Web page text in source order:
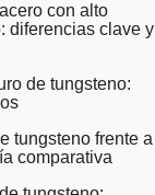
con alto
diferencias clave y
de tungsteno:
tungsteno frente a
comparativa